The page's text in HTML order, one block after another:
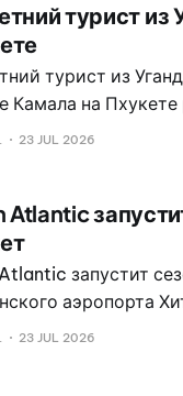
турист из
турист из
Камала на
Полиция Камалы
23 JUL 2026
Atlantic
запустит
аэропорта
по словам
23 JUL 2026